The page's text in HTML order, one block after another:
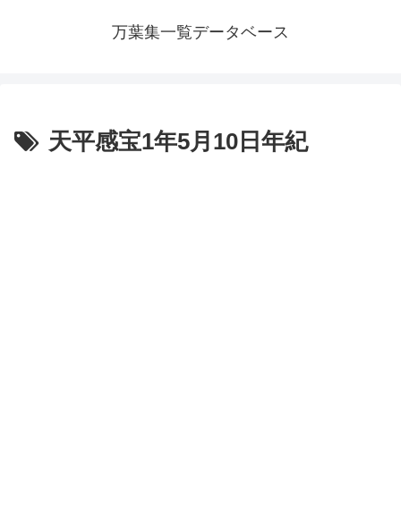
万葉集一覧データベース
天平感宝1年5月10日年紀